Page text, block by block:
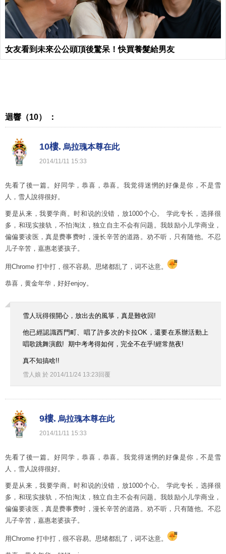
女友看到未來公公頭頂後驚呆！快買養髮給男友
迴響（10） ：
10樓. 烏拉瑰本尊在此
2014/11/11 15:33
先看了後一篇。好同学，恭喜，恭喜。我觉得迷惘的好像是你，不是雪
人，雪人說得很好。
要是从来，我要学商。时和说的没错，放1000个心。 学此专长，选择很
多，和现实接轨，不怕淘汰，独立自主不会有问题。我鼓励小儿学商业，
偏偏要读医，真是费事费时，漫长辛苦的道路。劝不听，只有随他。不忍
儿子辛苦，嘉惠老婆孩子。
用Chrome 打中打，很不容易。思绪都乱了，词不达意。
恭喜，黄金年华，好好enjoy。
雪人玩得很開心，放出去的風箏，真是難收回!
他已經認識西門町、唱了許多次的卡拉OK，還要在系辦活動上
唱歌跳舞演戲! 期中考考得如何，完全不在乎!經常熬夜!
真不知搞啥!!
雪人娘 於 2014/11/24 13:23 回覆
9樓. 烏拉瑰本尊在此
2014/11/11 15:33
先看了後一篇。好同学，恭喜，恭喜。我觉得迷惘的好像是你，不是雪
人，雪人說得很好。
要是从来，我要学商。时和说的没错，放1000个心。 学此专长，选择很
多，和现实接轨，不怕淘汰，独立自主不会有问题。我鼓励小儿学商业，
偏偏要读医，真是费事费时，漫长辛苦的道路。劝不听，只有随他。不忍
儿子辛苦，嘉惠老婆孩子。
用Chrome 打中打，很不容易。思绪都乱了，词不达意。